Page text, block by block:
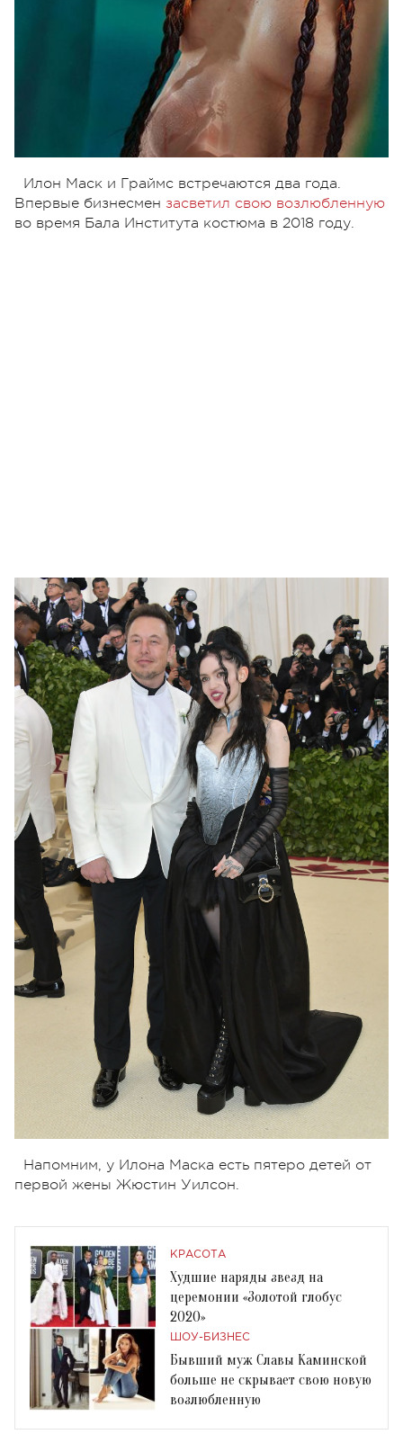
Илон Маск и Граймс встречаются два года.
Впервые бизнесмен засветил свою возлюбленную
во время Бала Института костюма в 2018 году.
Напомним, у Илона Маска есть пятеро детей от
первой жены Жюстин Уилсон.
КРАСОТА
Худшие наряды звезд на
церемонии «Золотой глобус
2020»
ШОУ-БИЗНЕС
Бывший муж Славы Каминской
больше не скрывает свою новую
возлюбленную